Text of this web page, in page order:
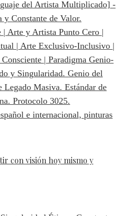
con visión hoy mismo y